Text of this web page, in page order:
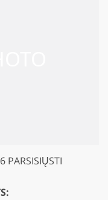
PARSISIŲSTI